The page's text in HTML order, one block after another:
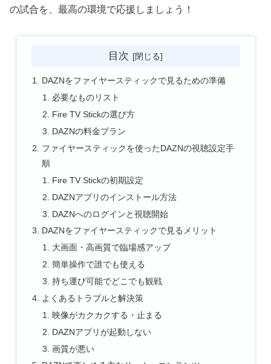
の試合を、最高の環境で応援しましょう！
目次
DAZNをファイヤースティックで見るための準備
必要なものリスト
Fire TV Stickの選び方
DAZNの料金プラン
ファイヤースティックを使ったDAZNの視聴設定手
順
Fire TV Stickの初期設定
DAZNアプリのインストール方法
DAZNへのログインと視聴開始
DAZNをファイヤースティックで見るメリット
大画面・高画質で臨場感アップ
簡単操作で誰でも使える
持ち運び可能でどこでも観戦
よくあるトラブルと解決策
映像がカクカクする・止まる
DAZNアプリが起動しない
画質が悪い